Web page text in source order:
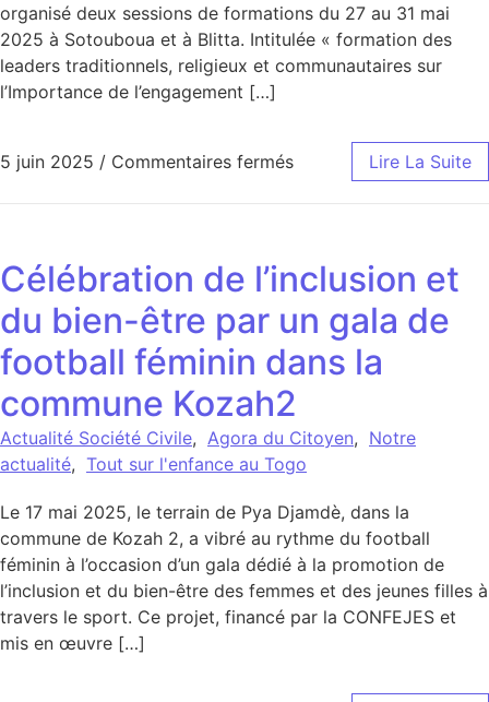
organisé deux sessions de formations du 27 au 31 mai
2025 à Sotouboua et à Blitta. Intitulée « formation des
leaders traditionnels, religieux et communautaires sur
l’Importance de l’engagement […]
5 juin 2025 / Commentaires ferméssur Préfecturesde MO
Lire La Suite
Célébration de l’inclusion et
du bien-être par un gala de
football féminin dans la
commune Kozah2
Actualité Société Civile, Agora du Citoyen, Notre
actualité, Tout sur l'enfance au Togo
Le 17 mai 2025, le terrain de Pya Djamdè, dans la
commune de Kozah 2, a vibré au rythme du football
féminin à l’occasion d’un gala dédié à la promotion de
l’inclusion et du bien-être des femmes et des jeunes filles à
travers le sport. Ce projet, financé par la CONFEJES et
mis en œuvre […]